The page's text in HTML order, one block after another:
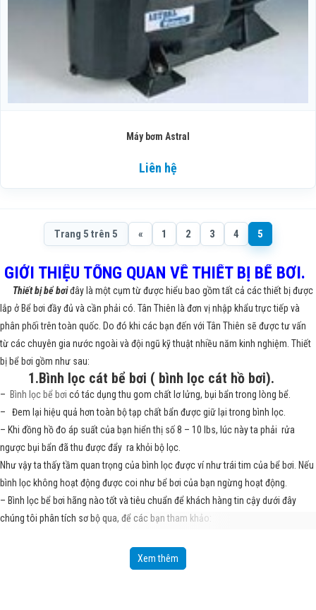
Máy bơm Astral
Liên hệ
Trang 5 trên 5 « 1 2 3 4 5
GIỚI THIỆU TỔNG QUAN VỀ THIẾT BỊ BỂ BƠI.
Thiết bị bể bơiđây là một cụm từ được hiểu bao gồm tất cả các thiết bị được
lắp ở Bể bơi đầy đủ và cần phải có. Tân Thiên là đơn vị nhập khẩu trực tiếp và
phân phối trên toàn quốc. Do đó khi các bạn đến với Tân Thiên sẽ được tư vấn
từ các chuyên gia nước ngoài và đội ngũ kỹ thuật nhiều năm kinh nghiệm. Thiết
bị bể bơi gồm như sau:
1.Bình lọc cát bể bơi ( bình lọc cát hồ bơi).
– Bình lọc bể bơi có tác dụng thu gom chất lơ lửng, bụi bẩn trong lòng bể.
– Đem lại hiệu quả hơn toàn bộ tạp chất bẩn được giữ lại trong bình lọc.
– Khi đồng hồ đo áp suất của bạn hiển thị số 8 – 10 lbs, lúc này ta phải rửa
ngược bụi bẩn đã thu được đẩy ra khỏi bộ lọc.
Như vậy ta thấy tầm quan trọng của bình lọc được ví như trái tim của bể bơi. Nếu
bình lọc không hoạt động được coi như bể bơi của bạn ngừng hoạt động.
– Bình lọc bể bơi hãng nào tốt và tiêu chuẩn để khách hàng tin cậy dưới đây
chúng tôi phân tích sơ bộ qua, để các bạn tham khảo:
chuyên xuất khẩu đi các nước Châu Âu. Hãng Emaux đã có văn phòng tại Tây
Ban Nha, nhưng không ngoài thị trường Việt Nam đã lắp đặt nhiều bình lọc như
Xem thêm